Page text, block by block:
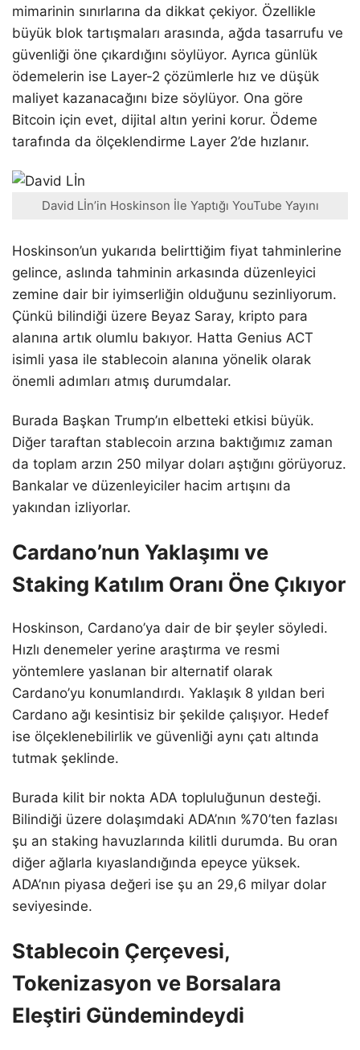
mimarinin sınırlarına da dikkat çekiyor. Özellikle
büyük blok tartışmaları arasında, ağda tasarrufu ve
güvenliği öne çıkardığını söylüyor. Ayrıca günlük
ödemelerin ise Layer-2 çözümlerle hız ve düşük
maliyet kazanacağını bize söylüyor. Ona göre
Bitcoin için evet, dijital altın yerini korur. Ödeme
tarafında da ölçeklendirme Layer 2’de hızlanır.
David Lİn’in Hoskinson İle Yaptığı YouTube Yayını
Hoskinson’un yukarıda belirttiğim fiyat tahminlerine
gelince, aslında tahminin arkasında düzenleyici
zemine dair bir iyimserliğin olduğunu sezinliyorum.
Çünkü bilindiği üzere Beyaz Saray, kripto para
alanına artık olumlu bakıyor. Hatta Genius ACT
isimli yasa ile stablecoin alanına yönelik olarak
önemli adımları atmış durumdalar.
Burada Başkan Trump’ın elbetteki etkisi büyük.
Diğer taraftan stablecoin arzına baktığımız zaman
da toplam arzın 250 milyar doları aştığını görüyoruz.
Bankalar ve düzenleyiciler hacim artışını da
yakından izliyorlar.
Cardano’nun Yaklaşımı ve
Staking Katılım Oranı Öne Çıkıyor
Hoskinson, Cardano’ya dair de bir şeyler söyledi.
Hızlı denemeler yerine araştırma ve resmi
yöntemlere yaslanan bir alternatif olarak
Cardano’yu konumlandırdı. Yaklaşık 8 yıldan beri
Cardano ağı kesintisiz bir şekilde çalışıyor. Hedef
ise ölçeklenebilirlik ve güvenliği aynı çatı altında
tutmak şeklinde.
Burada kilit bir nokta ADA topluluğunun desteği.
Bilindiği üzere dolaşımdaki ADA’nın %70’ten fazlası
şu an staking havuzlarında kilitli durumda. Bu oran
diğer ağlarla kıyaslandığında epeyce yüksek.
ADA’nın piyasa değeri ise şu an 29,6 milyar dolar
seviyesinde.
Stablecoin Çerçevesi,
Tokenizasyon ve Borsalara
Eleştiri Gündemindeydi